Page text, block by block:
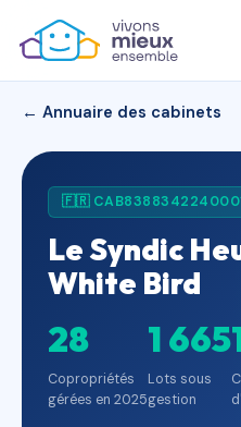
← Annuaire des cabinets
🇫🇷
Le Syndic
White Bird
28
Copropriétés
gérées en 2025
1 665
Lots sous
gestion